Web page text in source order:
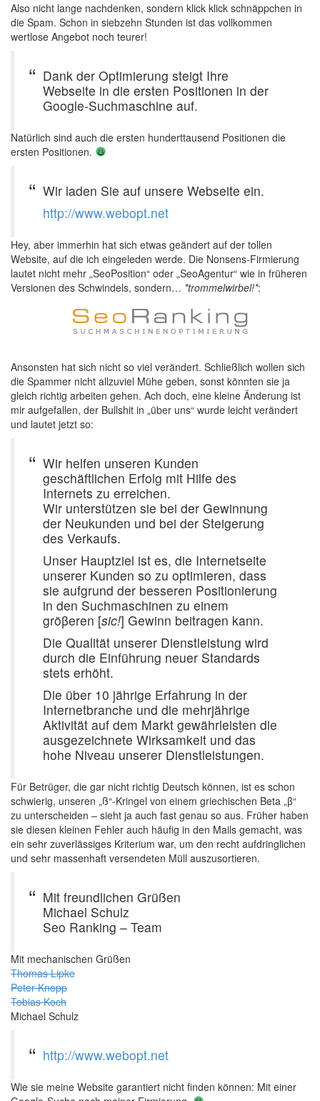
Also nicht lange nachdenken, sondern klick klick schnäppchen in
die Spam. Schon in siebzehn Stunden ist das vollkommen
wertlose Angebot noch teurer!
Dank der Optimierung steigt Ihre
Webseite in die ersten Positionen in der
Google-Suchmaschine auf.
Natürlich sind auch die ersten hunderttausend Positionen die
ersten Positionen.
Wir laden Sie auf unsere Webseite ein.
http://www.webopt.net
Hey, aber immerhin hat sich etwas geändert auf der tollen
Website, auf die ich eingeleden werde. Die Nonsens-Firmierung
lautet nicht mehr „SeoPosition“ oder „SeoAgentur“ wie in früheren
Versionen des Schwindels, sondern… *trommelwirbel!*:
Ansonsten hat sich nicht so viel verändert. Schließlich wollen sich
die Spammer nicht allzuviel Mühe geben, sonst könnten sie ja
gleich richtig arbeiten gehen. Ach doch, eine kleine Änderung ist
mir aufgefallen, der Bullshit in „über uns“ wurde leicht verändert
und lautet jetzt so:
Wir helfen unseren Kunden
geschäftlichen Erfolg mit Hilfe des
Internets zu erreichen.
Wir unterstützen sie bei der Gewinnung
der Neukunden und bei der Steigerung
des Verkaufs.
Unser Hauptziel ist es, die Internetseite
unserer Kunden so zu optimieren, dass
sie aufgrund der besseren Positionierung
in den Suchmaschinen zu einem
gröβeren [sic!] Gewinn beitragen kann.
Die Qualität unserer Dienstleistung wird
durch die Einführung neuer Standards
stets erhöht.
Die über 10 jährige Erfahrung in der
Internetbranche und die mehrjährige
Aktivität auf dem Markt gewährleisten die
ausgezeichnete Wirksamkeit und das
hohe Niveau unserer Dienstleistungen.
Für Betrüger, die gar nicht richtig Deutsch können, ist es schon
schwierig, unseren „ß“-Kringel von einem griechischen Beta „β“
zu unterscheiden – sieht ja auch fast genau so aus. Früher haben
sie diesen kleinen Fehler auch häufig in den Mails gemacht, was
ein sehr zuverlässiges Kriterium war, um den recht aufdringlichen
und sehr massenhaft versendeten Müll auszusortieren.
Mit freundlichen Grüßen
Michael Schulz
Seo Ranking – Team
Mit mechanischen Grüßen
Thomas Lipke
Peter Knopp
Tobias Koch
Michael Schulz
http://www.webopt.net
Wie sie meine Website garantiert nicht finden können: Mit einer